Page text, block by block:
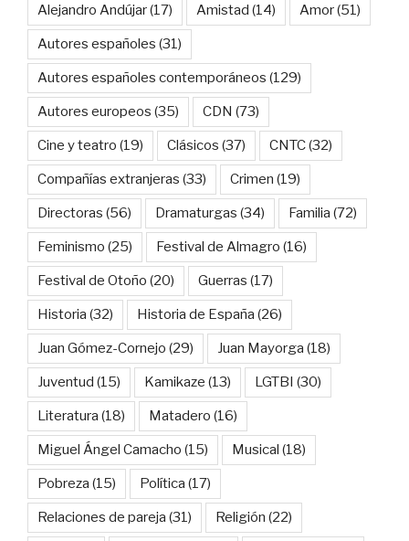
Alejandro Andújar(17) Amistad (14) Amor(51)
Autores españoles (31)
Autores españoles contemporáneos (129)
Autores europeos (35) CDN (73)
Cine y teatro (19) Clásicos (37) CNTC(32)
Compañías extranjeras (33) Crimen (19)
Directoras (56) Dramaturgas (34) Familia (72)
Feminismo (25) Festival de Almagro (16)
Festival de Otoño (20) Guerras (17)
Historia (32) Historia de España (26)
Juan Gómez-Cornejo (29) Juan Mayorga (18)
Juventud (15) Kamikaze (13) LGTBI (30)
Literatura (18) Matadero (16)
Miguel Ángel Camacho (15) Musical (18)
Pobreza (15) Política (17)
Relaciones de pareja (31) Religión (22)